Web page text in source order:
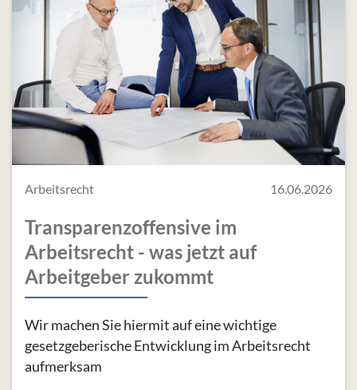
Arbeitsrecht 16.06.2026
Transparenzoffensive im
Arbeitsrecht - was jetzt auf
Arbeitgeber zukommt
Wir machen Sie hiermit auf eine wichtige
gesetzgeberische Entwicklung im Arbeitsrecht
aufmerksam